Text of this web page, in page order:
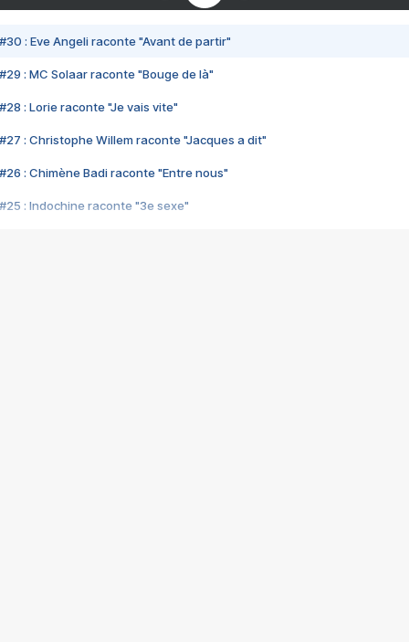
#30 : Eve Angeli raconte "Avant de partir"
#29 : MC Solaar raconte "Bouge de là"
#28 : Lorie raconte "Je vais vite"
#27 : Christophe Willem raconte "Jacques a dit"
#26 : Chimène Badi raconte "Entre nous"
#25 : Indochine raconte "3e sexe"